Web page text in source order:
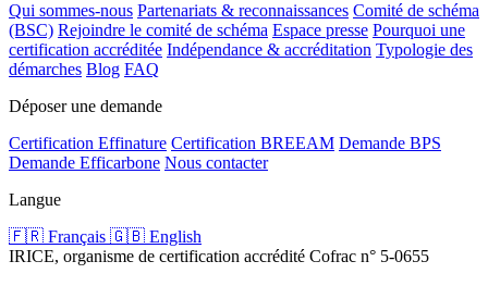
Qui sommes-nous Partenariats & reconnaissances Comité de schéma
(BSC) Rejoindre le comité de schéma Espace presse Pourquoi une
certification accréditée Indépendance & accréditation Typologie des
démarches Blog FAQ
Déposer une demande
Certification Effinature Certification BREEAM Demande BPS
Demande Efficarbone Nous contacter
Langue
🇫🇷 Français 🇬🇧 English
IRICE, organisme de certification accrédité Cofrac n° 5-0655